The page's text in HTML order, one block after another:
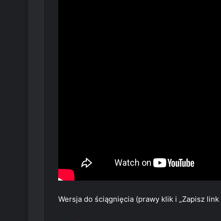
Wersja do ściągnięcia (prawy klik i „Zapisz link